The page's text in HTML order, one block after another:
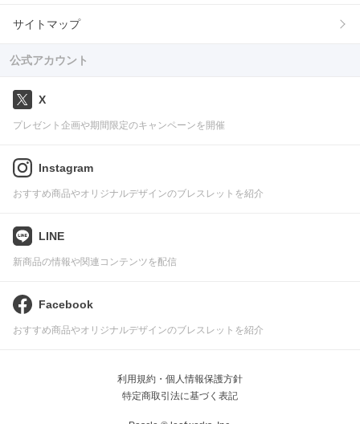
サイトマップ
公式アカウント
X
プレゼント企画や期間限定のキャンペーンを開催
Instagram
おすすめ商品やオリジナルデザインのブレスレットを紹介
LINE
新商品の情報や関連コンテンツを配信
Facebook
おすすめ商品やオリジナルデザインのブレスレットを紹介
利用規約・個人情報保護方針
特定商取引法に基づく表記